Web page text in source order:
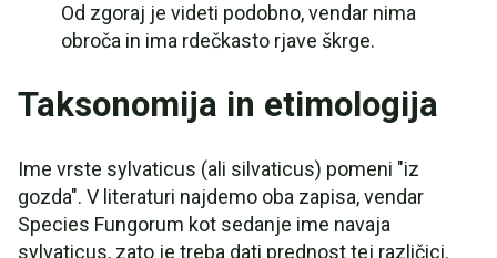
Od zgoraj je videti podobno, vendar nima
obroča in ima rdečkasto rjave škrge.
Taksonomija in etimologija
Ime vrste sylvaticus (ali silvaticus) pomeni "iz
gozda". V literaturi najdemo oba zapisa, vendar
Species Fungorum kot sedanje ime navaja
sylvaticus, zato je treba dati prednost tej različici.